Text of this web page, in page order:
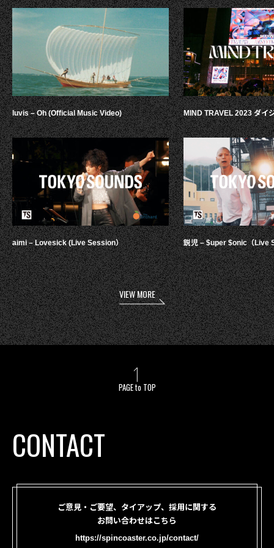
luvis – Oh (Official Music Video)
aimi – Lovesick (Live Session）
MIND TRAVEL 2023 ダイ
鋭児 – $uper $onic（Live
VIEW MORE
PAGE to TOP
CONTACT
ご意見・ご要望、タイアップ、採用に関する
お問い合わせはこちら
https://spincoaster.co.jp/contact/